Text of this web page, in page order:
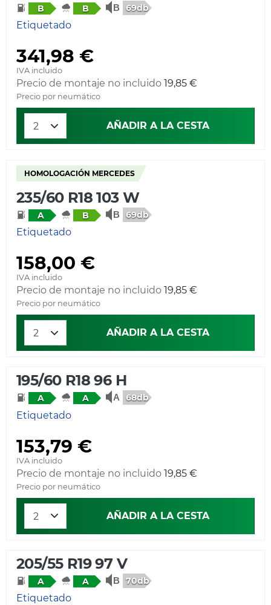
B B 69db
Etiquetado
341,98 €
IVA incluido
Precio de montaje no incluido 19,85 €
Precio por neumático
AÑADIR A LA CESTA
HOMOLOGACIÓN MERCEDES
235/60 R18 103 W
A B 69db
Etiquetado
158,00 €
IVA incluido
Precio de montaje no incluido 19,85 €
Precio por neumático
AÑADIR A LA CESTA
195/60 R18 96 H
A A 68db
Etiquetado
153,79 €
IVA incluido
Precio de montaje no incluido 19,85 €
Precio por neumático
AÑADIR A LA CESTA
205/55 R19 97 V
A A 70db
Etiquetado